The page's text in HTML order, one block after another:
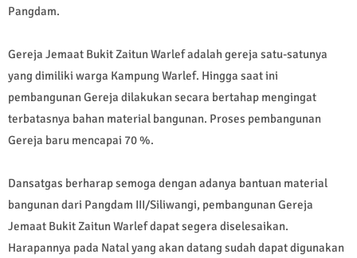
Pangdam.
Gereja Jemaat Bukit Zaitun Warlef adalah gereja satu-satunya
yang dimiliki warga Kampung Warlef. Hingga saat ini
pembangunan Gereja dilakukan secara bertahap mengingat
terbatasnya bahan material bangunan. Proses pembangunan
Gereja baru mencapai 70 %.
Dansatgas berharap semoga dengan adanya bantuan material
bangunan dari Pangdam III/Siliwangi, pembangunan Gereja
Jemaat Bukit Zaitun Warlef dapat segera diselesaikan.
Harapannya pada Natal yang akan datang sudah dapat digunakan